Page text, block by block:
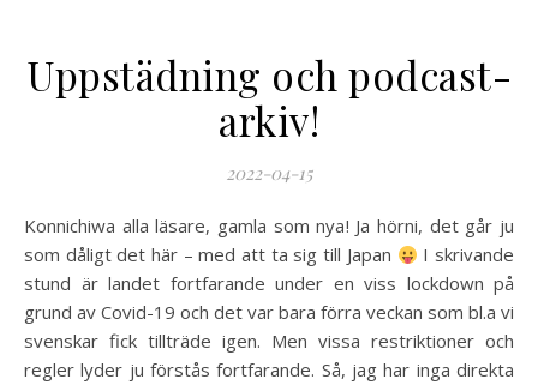
Uppstädning och podcast-
arkiv!
2022-04-15
Konnichiwa alla läsare, gamla som nya! Ja hörni, det går ju
som dåligt det här – med att ta sig till Japan
I skrivande
stund är landet fortfarande under en viss lockdown på
grund av Covid-19 och det var bara förra veckan som bl.a vi
svenskar fick tillträde igen. Men vissa restriktioner och
regler lyder ju förstås fortfarande. Så, jag har inga direkta